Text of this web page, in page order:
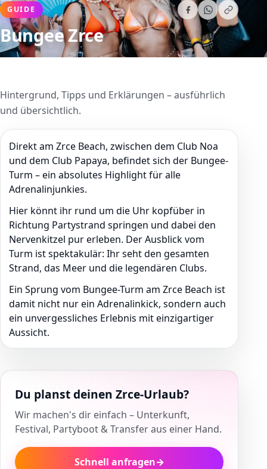
GUIDE
Bungee Zrce
Hintergrund, Tipps und Erklärungen – ausführlich
und übersichtlich.
Direkt am Zrce Beach, zwischen dem Club Noa
und dem Club Papaya, befindet sich der Bungee-
Turm – ein absolutes Highlight für alle
Adrenalinjunkies.
Hier könnt ihr rund um die Uhr kopfüber in
Richtung Partystrand springen und dabei den
Nervenkitzel pur erleben. Der Ausblick vom
Turm ist spektakulär: Ihr seht den gesamten
Strand, das Meer und die legendären Clubs.
Ein Sprung vom Bungee-Turm am Zrce Beach ist
damit nicht nur ein Adrenalinkick, sondern auch
ein unvergessliches Erlebnis mit einzigartiger
Aussicht.
Du planst deinen Zrce-Urlaub?
Wir machen's dir einfach – Unterkunft,
Festival, Partyboot & Transfer aus einer Hand.
Schnell anfragen→